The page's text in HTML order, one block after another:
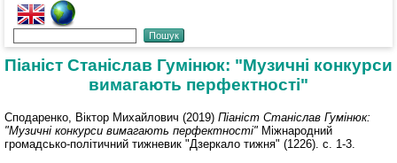
Піаніст Станіслав Гумінюк: "Музичні конкурси
вимагають перфектності"
Сподаренко, Віктор Михайлович (2019) Піаніст Станіслав Гумінюк:
"Музичні конкурси вимагають перфектності" Міжнародний
громадсько-політичний тижневик "Дзеркало тижня" (1226). с. 1-3.